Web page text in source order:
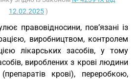
12.02.2025)
правовідносини, пов’язані із
виробництвом, контролем
лікарських засобів, у тому
вироблених з крові людини
крові), переробкою,